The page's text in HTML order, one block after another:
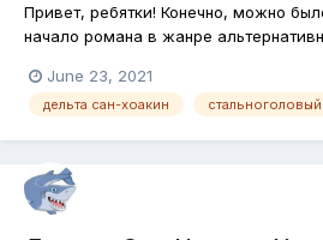
Привет, ребятки! Конечно, можно
начало романа в жанре
Хоакин и последующем нашествии
положивших конец миру и
June 23, 2021
дельта сан-хоакин